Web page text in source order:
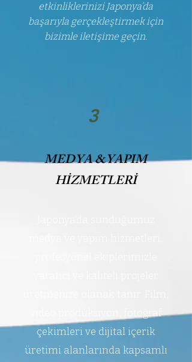
etkinliklerinizi Japonya’da
başarıyla gerçekleştirmek için
bizimle iletişime geçin.
3
MEDYA &YAPIM
HİZMETLERİ
video prodüksiyon, fotoğraf
çekimleri ve dijital içerik
üretimi alanlarında kapsamlı